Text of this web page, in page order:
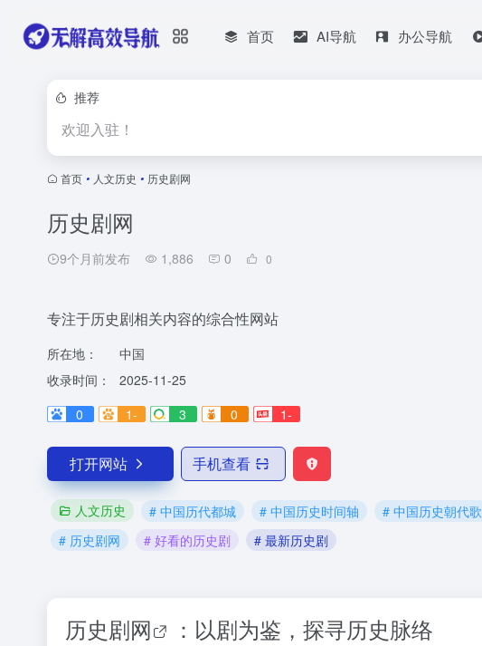
首页 AI导航 办公导航
推荐
欢迎入驻！
首页 • 人文历史 • 历史剧网
历史剧网
9个月前发布 1,886 0 0
专注于历史剧相关内容的综合性网站
所在地：
中国
收录时间：
2025-11-25
0
1- 3 0 1-
打开网站 手机查看
人文历史 # 中国历代都城 # 中国历史时间轴 # 中国历史朝代歌
# 历史剧网
# 好看的历史剧 # 最新历史剧
历史剧网 ：以剧为鉴，探寻历史脉络